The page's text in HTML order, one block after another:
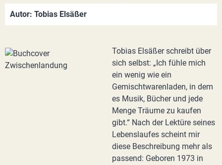
Autor: Tobias Elsäßer
Tobias Elsäßer schreibt über
sich selbst: „Ich fühle mich
ein wenig wie ein
Gemischtwarenladen, in dem
es Musik, Bücher und jede
Menge Träume zu kaufen
gibt.“ Nach der Lektüre seines
Lebenslaufes scheint mir
diese Beschreibung mehr als
passend: Geboren 1973 in